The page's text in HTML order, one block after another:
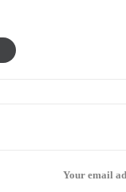
Your email